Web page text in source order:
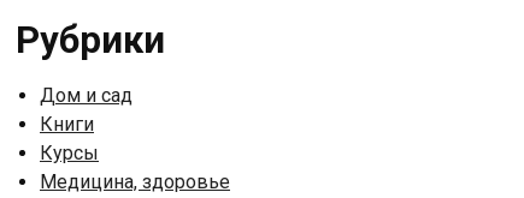
Рубрики
Дом и сад
Книги
Курсы
Медицина, здоровье